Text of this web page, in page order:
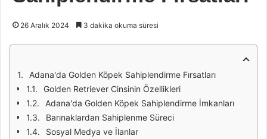
26 Aralık 2024 3 dakika okuma süresi
Adana'da Golden Köpek Sahiplendirme Fırsatları
Golden Retriever Cinsinin Özellikleri
Adana'da Golden Köpek Sahiplendirme İmkanları
Barınaklardan Sahiplenme Süreci
Sosyal Medya ve İlanlar